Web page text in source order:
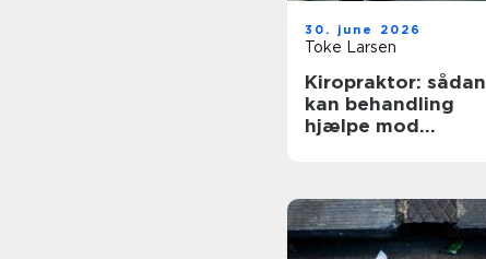
30. june 2026
Toke Larsen
Kiropraktor: sådan
kan behandling
hjælpe mod